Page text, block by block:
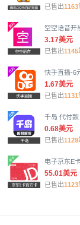
已售出1163
空空语音开
3.17美元
已售出1145
快手直播-6
1.67美元
已售出1131
千岛 代付
0.68美元
已售出1129
电子京东E
55.01美元
已售出1123